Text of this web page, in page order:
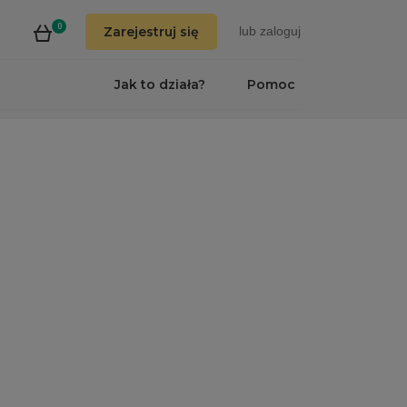
0 Zarejestruj się lub zaloguj
Pomoc
Jak to działa?